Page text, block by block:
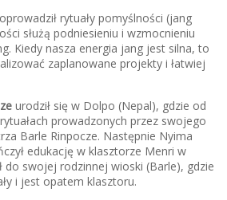
rytuały pomyślności (jang
służą podniesieniu i wzmocnieniu
Kiedy nasza energia jang jest silna, to
zaplanowane projekty i łatwiej
urodził się w Dolpo (Nepal), gdzie od
prowadzonych przez swojego
Barle Rinpocze. Następnie Nyima
edukację w klasztorze Menri w
do swojej rodzinnej wioski (Barle), gdzie
i jest opatem klasztoru.